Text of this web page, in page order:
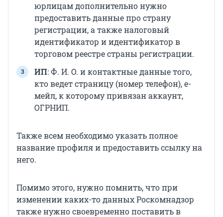
юрлицам дополнительно нужно
предоставить данные про страну
регистрации, а также налоговый
идентификатор и идентификатор в
торговом реестре страны регистрации.
ИП: Ф. И. О. и контактные данные того,
кто ведет страницу (номер телефон), е-
мейл, к которому привязан аккаунт,
ОГРНИП.
Также всем необходимо указать полное
название профиля и предоставить ссылку на
него.
Помимо этого, нужно помнить, что при
изменении каких-то данных Роскомнадзор
также нужно своевременно поставить в